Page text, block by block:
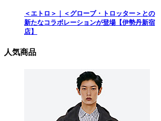
＜エトロ＞｜＜グローブ・トロッター＞との
新たなコラボレーションが登場【伊勢丹新宿
店】
人気商品